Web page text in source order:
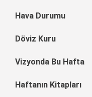
Hava Durumu
Döviz Kuru
Vizyonda Bu Hafta
Haftanın Kitapları